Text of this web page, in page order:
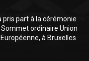
pris part à la cérémonie
Sommet ordinaire Union
à Bruxelles